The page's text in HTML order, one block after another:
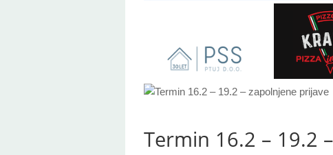
Termin 16.2 – 19.2